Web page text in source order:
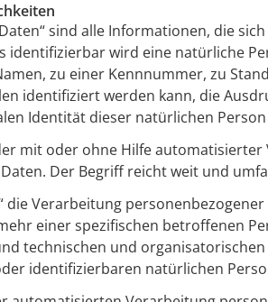
sind alle Informationen, die
identifizierbar wird eine natürliche
zu einer Kennnummer, zu
identifiziert werden kann, die
Identität dieser natürlichen
mit oder ohne Hilfe
Der Begriff reicht weit und
die Verarbeitung
einer spezifischen betroffenen
technischen und
identifizierbaren natürlichen